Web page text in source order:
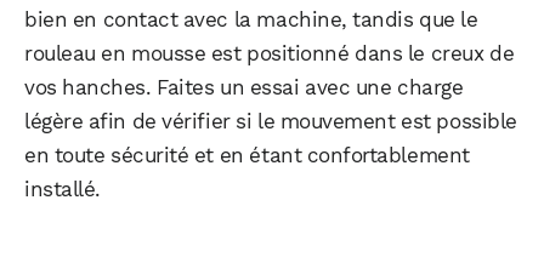
bien en contact avec la machine, tandis que le
rouleau en mousse est positionné dans le creux de
vos hanches. Faites un essai avec une charge
légère afin de vérifier si le mouvement est possible
en toute sécurité et en étant confortablement
installé.